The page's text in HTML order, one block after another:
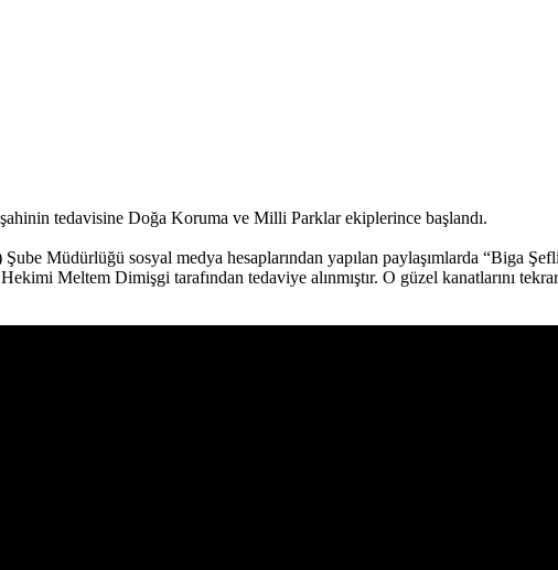
şahinin tedavisine Doğa Koruma ve Milli Parklar ekiplerince başlandı.
Müdürlüğü sosyal medya hesaplarından yapılan paylaşımlarda “Biga
Meltem Dimişgi tarafından tedaviye alınmıştır. O güzel kanatlarını